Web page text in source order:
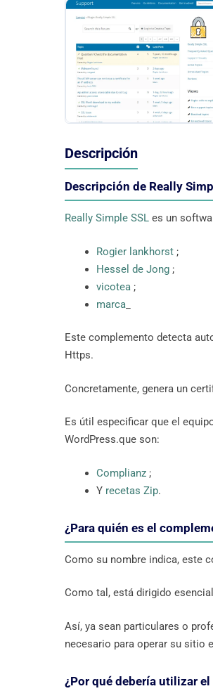
Descripción
Descripción de Really
Really Simple SSL es un
Rogier lankhorst ;
Hessel de Jong ;
vicotea ;
marca
Este complemento detecta
Https.
Concretamente, genera un
Es útil especificar que el
WordPress.que son:
Complianz ;
Y recetas Zip.
¿Para quién es el
Como su nombre indica, este
Como tal, está dirigido
Así, ya sean particulares o
necesario para operar su sitio
¿Por qué debería utilizar